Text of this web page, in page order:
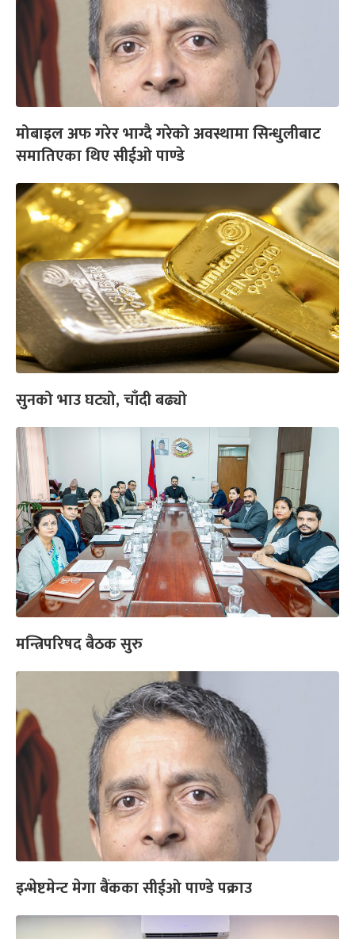
मोबाइल अफ गरेर भाग्दै गरेको अवस्थामा सिन्धुलीबाट
समातिएका थिए सीईओ पाण्डे
सुनको भाउ घट्यो, चाँदी बढ्यो
मन्त्रिपरिषद बैठक सुरु
इन्भेष्टमेन्ट मेगा बैंकका सीईओ पाण्डे पक्राउ